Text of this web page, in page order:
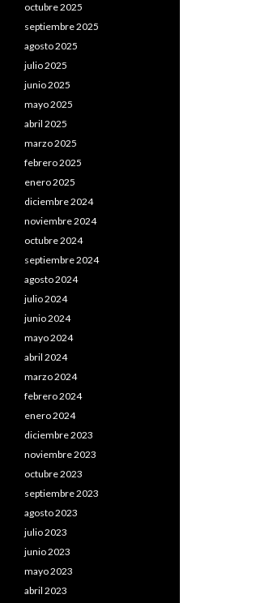
octubre 2025
septiembre 2025
agosto 2025
julio 2025
junio 2025
mayo 2025
abril 2025
marzo 2025
febrero 2025
enero 2025
diciembre 2024
noviembre 2024
octubre 2024
septiembre 2024
agosto 2024
julio 2024
junio 2024
mayo 2024
abril 2024
marzo 2024
febrero 2024
enero 2024
diciembre 2023
noviembre 2023
octubre 2023
septiembre 2023
agosto 2023
julio 2023
junio 2023
mayo 2023
abril 2023